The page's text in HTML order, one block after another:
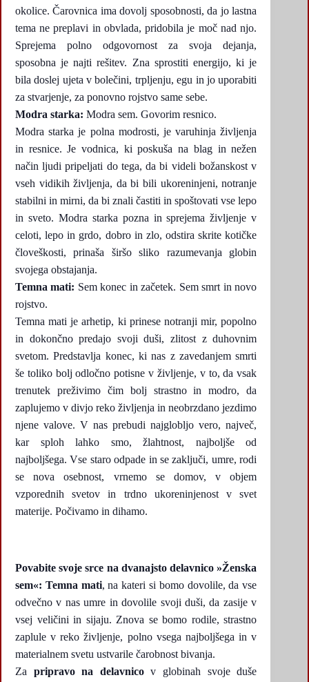
okolice. Čarovnica ima dovolj sposobnosti, da jo lastna
tema ne preplavi in obvlada, pridobila je moč nad njo.
Sprejema polno odgovornost za svoja dejanja,
sposobna je najti rešitev. Zna sprostiti energijo, ki je
bila doslej ujeta v bolečini, trpljenju, egu in jo uporabiti
za stvarjenje, za ponovno rojstvo same sebe.
Modra starka: Modra sem. Govorim resnico.
Modra starka je polna modrosti, je varuhinja življenja
in resnice. Je vodnica, ki poskuša na blag in nežen
način ljudi pripeljati do tega, da bi videli božanskost v
vseh vidikih življenja, da bi bili ukoreninjeni, notranje
stabilni in mirni, da bi znali častiti in spoštovati vse lepo
in sveto. Modra starka pozna in sprejema življenje v
celoti, lepo in grdo, dobro in zlo, odstira skrite kotičke
človeškosti, prinaša širšo sliko razumevanja globin
svojega obstajanja.
Temna mati: Sem konec in začetek. Sem smrt in novo
rojstvo.
Temna mati je arhetip, ki prinese notranji mir, popolno
in dokončno predajo svoji duši, zlitost z duhovnim
svetom. Predstavlja konec, ki nas z zavedanjem smrti
še toliko bolj odločno potisne v življenje, v to, da vsak
trenutek preživimo čim bolj strastno in modro, da
zaplujemo v divjo reko življenja in neobrzdano jezdimo
njene valove. V nas prebudi najglobljo vero, največ,
kar sploh lahko smo, žlahtnost, najboljše od
najboljšega. Vse staro odpade in se zaključi, umre, rodi
se nova osebnost, vrnemo se domov, v objem
vzporednih svetov in trdno ukoreninjenost v svet
materije. Počivamo in dihamo.
Povabite svoje srce na dvanajsto delavnico »Ženska
sem«: Temna mati, na kateri si bomo dovolile, da vse
odvečno v nas umre in dovolile svoji duši, da zasije v
vsej veličini in sijaju. Znova se bomo rodile, strastno
zaplule v reko življenje, polno vsega najboljšega in v
materialnem svetu ustvarile čarobnost bivanja.
Za pripravo na delavnicov globinah svoje duše